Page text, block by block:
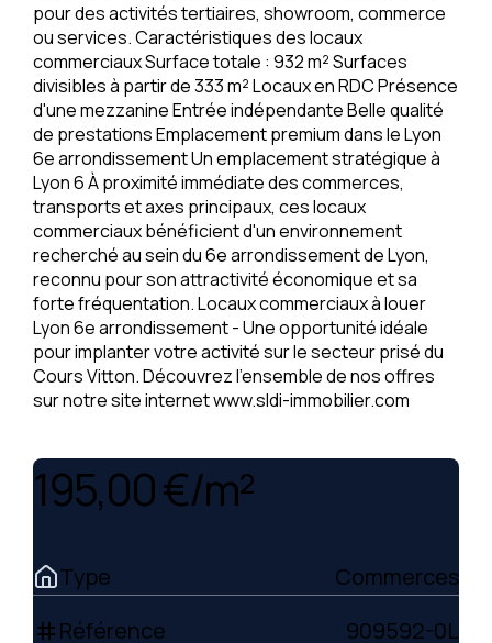
pour des activités tertiaires, showroom, commerce
ou services. Caractéristiques des locaux
commerciaux Surface totale : 932 m² Surfaces
divisibles à partir de 333 m² Locaux en RDC Présence
d'une mezzanine Entrée indépendante Belle qualité
de prestations Emplacement premium dans le Lyon
6e arrondissement Un emplacement stratégique à
Lyon 6 À proximité immédiate des commerces,
transports et axes principaux, ces locaux
commerciaux bénéficient d'un environnement
recherché au sein du 6e arrondissement de Lyon,
reconnu pour son attractivité économique et sa
forte fréquentation. Locaux commerciaux à louer
Lyon 6e arrondissement - Une opportunité idéale
pour implanter votre activité sur le secteur prisé du
Cours Vitton. Découvrez l'ensemble de nos offres
sur notre site internet www.sldi-immobilier.com
195,00 €/m²
Type Commerces
tag Référence 909592-0L